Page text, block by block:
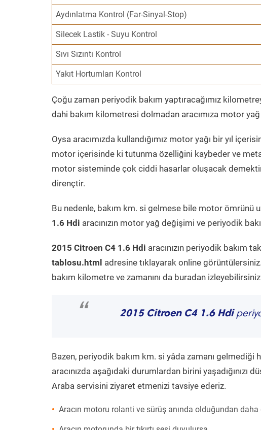
Aydınlatma Kontrol (Far-Sinyal-Stop)
Silecek Lastik - Suyu Kontrol
Sıvı Sızıntı Kontrol
Yakıt Hortumları Kontrol
Çoğu zaman periyodik bakım yaptıracağımız
dahi bakım kilometresi dolmadan aracımıza motor
Oysa aracımızda kullandığımız motor yağı bir yıl
motor içerisinde ki tutunma özelliğini kaybeder ve
motor sisteminde çok ciddi hasarlar oluşacak
dirençtir.
Bu nedenle, bakım km. si gelmese bile motor ömrünü
1.6 Hdi aracınızın motor yağ değişimi ve periyodik
2015 Citroen C4 1.6 Hdi aracınızın periyodik bakım
tablosu.html adresine tıklayarak online
bakım kilometre ve zamanını da buradan
“ 2015 Citroen C4 1.6 Hdi
Bazen, periyodik bakım km. si yâda zamanı gelmediği
aracınızda aşağıdaki durumlardan birini yaşadığınızı
Araba servisini ziyaret etmenizi tavsiye ederiz.
Aracın motoru rolanti ve sürüş anında olduğundan daha